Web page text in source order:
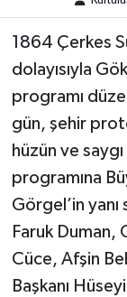
1864 Çerkes
dolayısıyla
programı
gün, şehir
hüzün ve
programına
Görgel’in yanı
Faruk Duman,
Cüce, Afşin
Başkanı
YAŞAM
KÜLTÜR